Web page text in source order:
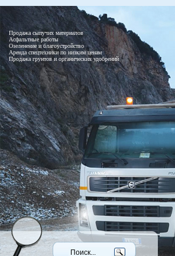
Продажа сыпучих материалов
Асфальтные работы
Озеленение и благоустройство
Аренда спецтехники по низким ценам
Продажа грунтов и органических удобрений